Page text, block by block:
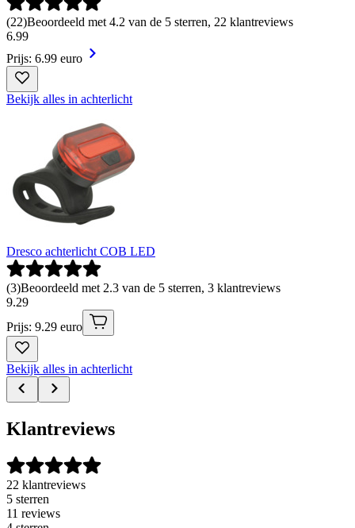
(22)Beoordeeld met 4.2 van de 5 sterren, 22 klantreviews
6.99
Prijs: 6.99 euro
Bekijk alles in achterlicht
Dresco achterlicht COB LED
(3)Beoordeeld met 2.3 van de 5 sterren, 3 klantreviews
9.29
Prijs: 9.29 euro
Bekijk alles in achterlicht
Klantreviews
22 klantreviews
5 sterren
11 reviews